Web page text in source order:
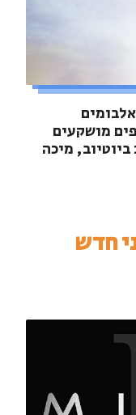
מושקעים
מיכה
חדש